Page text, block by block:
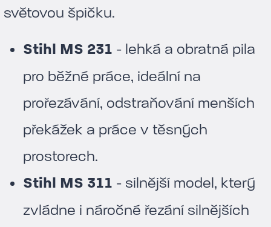
světovou špičku.
Stihl MS 231 - lehká a obratná pila
pro běžné práce, ideální na
prořezávání, odstraňování menších
překážek a práce v těsných
prostorech.
Stihl MS 311 - silnější model, který
zvládne i náročné řezání silnějších